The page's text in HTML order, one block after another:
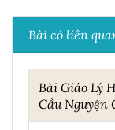
Bài có liên
Bài Giáo Lý
Cầu Nguyện